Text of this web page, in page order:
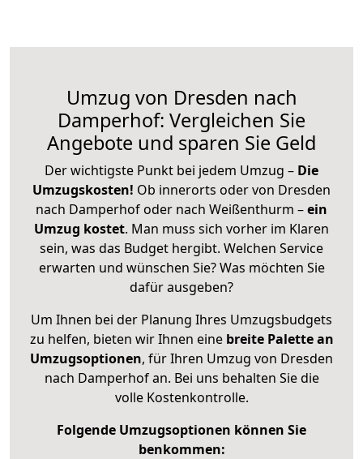
Umzug von Dresden nach
Damperhof: Vergleichen Sie
Angebote und sparen Sie Geld
Der wichtigste Punkt bei jedem Umzug – Die
Umzugskosten! Ob innerorts oder von Dresden
nach Damperhof oder nach Weißenthurm –ein
Umzug kostet. Man muss sich vorher im Klaren
sein, was das Budget hergibt. Welchen Service
erwarten und wünschen Sie? Was möchten Sie
dafür ausgeben?
Um Ihnen bei der Planung Ihres Umzugsbudgets
zu helfen, bieten wir Ihnen eine breite Palette an
Umzugsoptionen, für Ihren Umzug von Dresden
nach Damperhof an. Bei uns behalten Sie die
volle Kostenkontrolle.
Folgende Umzugsoptionen können Sie
benkommen: